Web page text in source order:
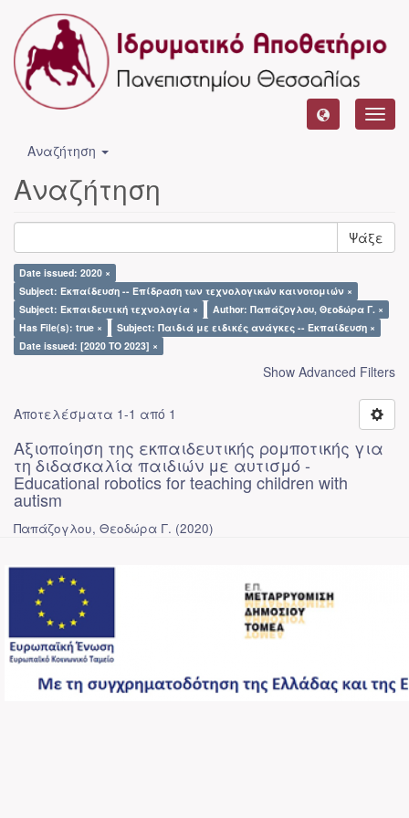
Αναζήτηση
Αναζήτηση
Ψάξε
Date issued: 2020 ×
Subject: Εκπαίδευση -- Επίδραση των τεχνολογικών καινοτομιών ×
Subject: Εκπαιδευτική τεχνολογία ×
Author: Παπάζογλου, Θεοδώρα Γ. ×
Has File(s): true ×
Subject: Παιδιά με ειδικές ανάγκες -- Εκπαίδευση ×
Date issued: [2020 TO 2023] ×
Show Advanced Filters
Αποτελέσματα 1-1 από 1
Αξιοποίηση της εκπαιδευτικής ρομποτικής για
τη διδασκαλία παιδιών με αυτισμό -
Educational robotics for teaching children with
autism
Παπάζογλου, Θεοδώρα Γ. (2020)